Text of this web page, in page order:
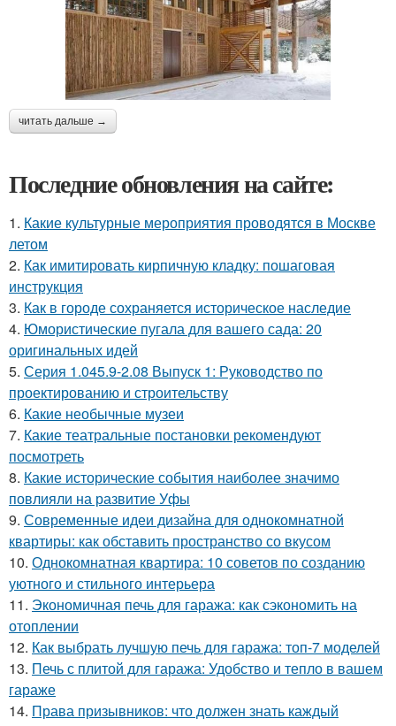
читать дальше →
Последние обновления на сайте:
1. Какие культурные мероприятия проводятся в Москве
летом
2. Как имитировать кирпичную кладку: пошаговая
инструкция
3. Как в городе сохраняется историческое наследие
4. Юмористические пугала для вашего сада: 20
оригинальных идей
5. Серия 1.045.9-2.08 Выпуск 1: Руководство по
проектированию и строительству
6. Какие необычные музеи
7. Какие театральные постановки рекомендуют
посмотреть
8. Какие исторические события наиболее значимо
повлияли на развитие Уфы
9. Современные идеи дизайна для однокомнатной
квартиры: как обставить пространство со вкусом
10. Однокомнатная квартира: 10 советов по созданию
уютного и стильного интерьера
11. Экономичная печь для гаража: как сэкономить на
отоплении
12. Как выбрать лучшую печь для гаража: топ-7 моделей
13. Печь с плитой для гаража: Удобство и тепло в вашем
гараже
14. Права призывников: что должен знать каждый